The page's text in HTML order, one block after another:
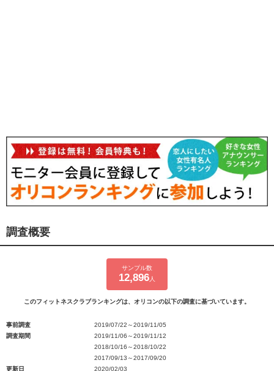
調査概要
サンプル数
12,896 人
このフィットネスクラブランキングは、オリコンの以下の調査に基づいています。
事前調査
2019/07/22～2019/11/05
調査期間
2019/11/06～2019/11/12
2018/10/16～2018/10/22
2017/09/13～2017/09/20
更新日
2020/02/03